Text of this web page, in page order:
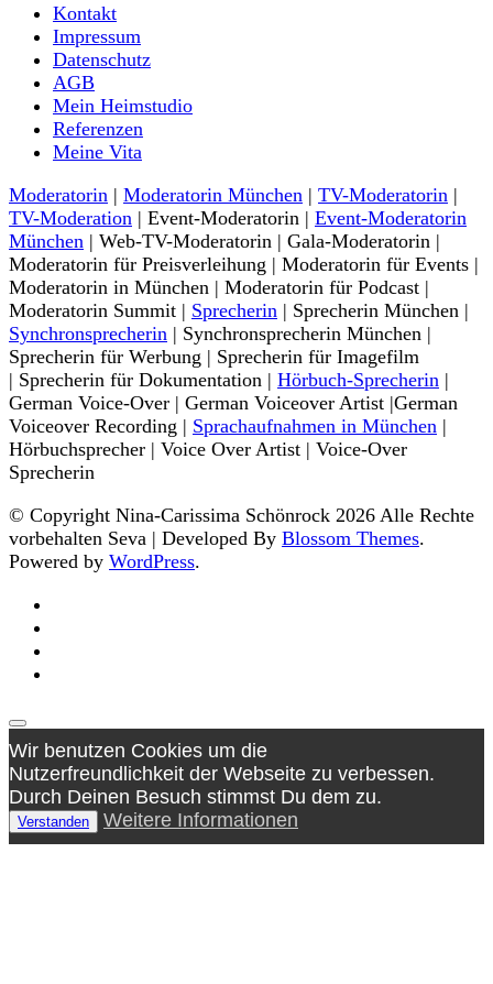
Nina-Carissima Schönrock
Moderatorin und Sprecherin
Kontakt
Impressum
Datenschutz
AGB
Mein Heimstudio
Referenzen
Meine Vita
Moderatorin | Moderatorin München | TV-Moderatorin |
TV-Moderation | Event-Moderatorin | Event-Moderatorin
München | Web-TV-Moderatorin | Gala-Moderatorin |
Moderatorin für Preisverleihung | Moderatorin für Events |
Moderatorin in München | Moderatorin für Podcast |
Moderatorin Summit | Sprecherin | Sprecherin München |
Synchronsprecherin | Synchronsprecherin München |
Sprecherin für Werbung | Sprecherin für Imagefilm
| Sprecherin für Dokumentation | Hörbuch-Sprecherin |
German Voice-Over | German Voiceover Artist |German
Voiceover Recording | Sprachaufnahmen in München |
Hörbuchsprecher | Voice Over Artist | Voice-Over
Sprecherin
© Copyright Nina-Carissima Schönrock 2026 Alle Rechte
vorbehalten Seva | Developed By Blossom Themes.
Powered by WordPress.
Wir benutzen Cookies um die
Nutzerfreundlichkeit der Webseite zu verbessen.
Durch Deinen Besuch stimmst Du dem zu.
Verstanden Weitere Informationen